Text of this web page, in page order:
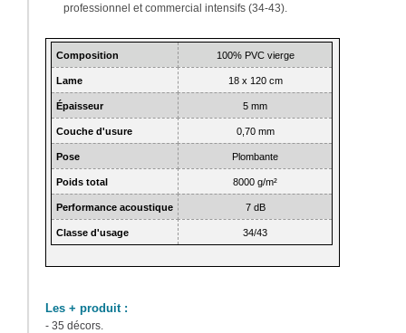
professionnel et commercial intensifs (34-43).
Composition 100% PVC vierge
Lame 18 x 120 cm
Épaisseur 5 mm
Couche d'usure 0,70 mm
Pose Plombante
Poids total 8000 g/m²
Performance acoustique 7 dB
Classe d'usage 34/43
Les + produit :
- 35 décors.